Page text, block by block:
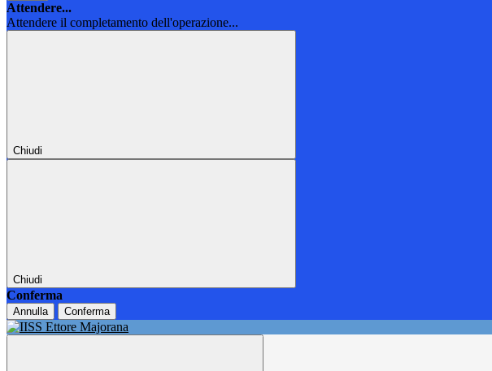
Attendere...
Attendere il completamento dell'operazione...
Chiudi
Chiudi
Conferma
Annulla Conferma